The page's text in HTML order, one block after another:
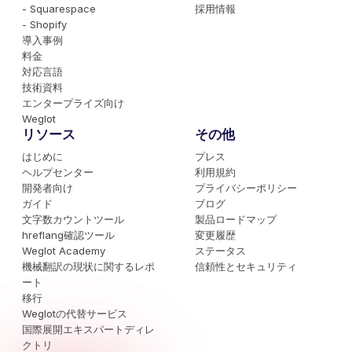
- Squarespace
- Shopify
導入事例
料金
対応言語
技術資料
エンタープライズ向け
Weglot
採用情報
リソース
はじめに
ヘルプセンター
開発者向け
ガイド
文字数カウントツール
hreflang確認ツール
Weglot Academy
機械翻訳の現状に関するレポ
ート
移行
Weglotの代替サービス
国際展開エキスパートディレ
クトリ
その他
プレス
利用規約
プライバシーポリシー
ブログ
製品ロードマップ
変更履歴
ステータス
信頼性とセキュリティ